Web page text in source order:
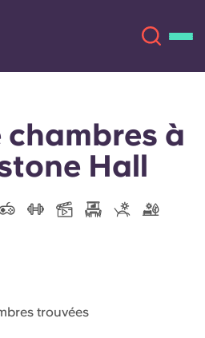
Español
chambres à
Hall
trouvées